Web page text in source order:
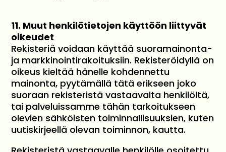
11. Muut henkilötietojen käyttöön liittyvät
oikeudet
Rekisteriä voidaan käyttää suoramainonta-
ja markkinointirakoituksiin. Rekisteröidyllä on
oikeus kieltää hänelle kohdennettu
mainonta, pyytämällä tätä erikseen joko
suoraan rekisteristä vastaavalta henkilöltä,
tai palveluissamme tähän tarkoitukseen
olevien sähköisten toiminnallisuuksien, kuten
uutiskirjeellä olevan toiminnon, kautta.